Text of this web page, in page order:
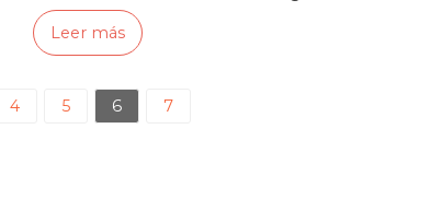
hospitalaria y amable, con ganas de saber sobre
nosotros y que nos han mostrado la cara más
auténtica…
Leer más
4 5 6 7